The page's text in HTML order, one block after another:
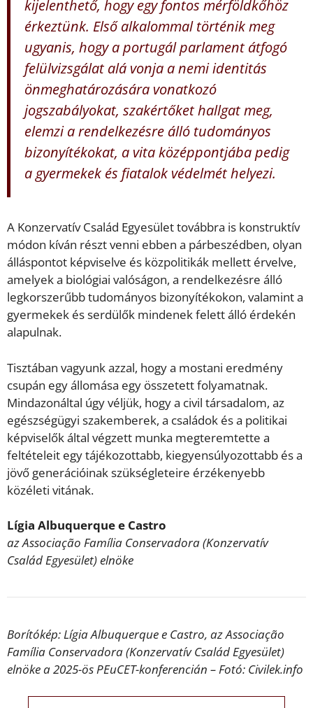
kijelenthető, hogy egy fontos mérföldkőhöz
érkeztünk. Első alkalommal történik meg
ugyanis, hogy a portugál parlament átfogó
felülvizsgálat alá vonja a nemi identitás
önmeghatározására vonatkozó
jogszabályokat, szakértőket hallgat meg,
elemzi a rendelkezésre álló tudományos
bizonyítékokat, a vita középpontjába pedig
a gyermekek és fiatalok védelmét helyezi.
A Konzervatív Család Egyesület továbbra is konstruktív
módon kíván részt venni ebben a párbeszédben, olyan
álláspontot képviselve és közpolitikák mellett érvelve,
amelyek a biológiai valóságon, a rendelkezésre álló
legkorszerűbb tudományos bizonyítékokon, valamint a
gyermekek és serdülők mindenek felett álló érdekén
alapulnak.
Tisztában vagyunk azzal, hogy a mostani eredmény
csupán egy állomása egy összetett folyamatnak.
Mindazonáltal úgy véljük, hogy a civil társadalom, az
egészségügyi szakemberek, a családok és a politikai
képviselők által végzett munka megteremtette a
feltételeit egy tájékozottabb, kiegyensúlyozottabb és a
jövő generációinak szükségleteire érzékenyebb
közéleti vitának.
Lígia Albuquerque e Castro
az Associação Família Conservadora (Konzervatív
Család Egyesület) elnöke
Borítókép: Lígia Albuquerque e Castro, az Associação
Família Conservadora (Konzervatív Család Egyesület)
elnöke a 2025-ös PEuCET-konferencián – Fotó: Civilek.info